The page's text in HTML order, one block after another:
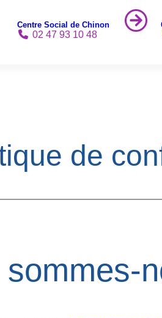
Centre Social de Chinon
02 47 93 10 48
de
sommes-